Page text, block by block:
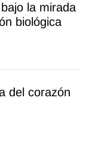
la mirada
biológica
del corazón